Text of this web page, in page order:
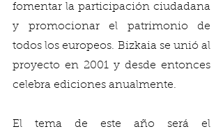
fomentar la participación ciudadana
y promocionar el patrimonio de
todos los europeos. Bizkaia se unió al
proyecto en 2001 y desde entonces
celebra ediciones anualmente.